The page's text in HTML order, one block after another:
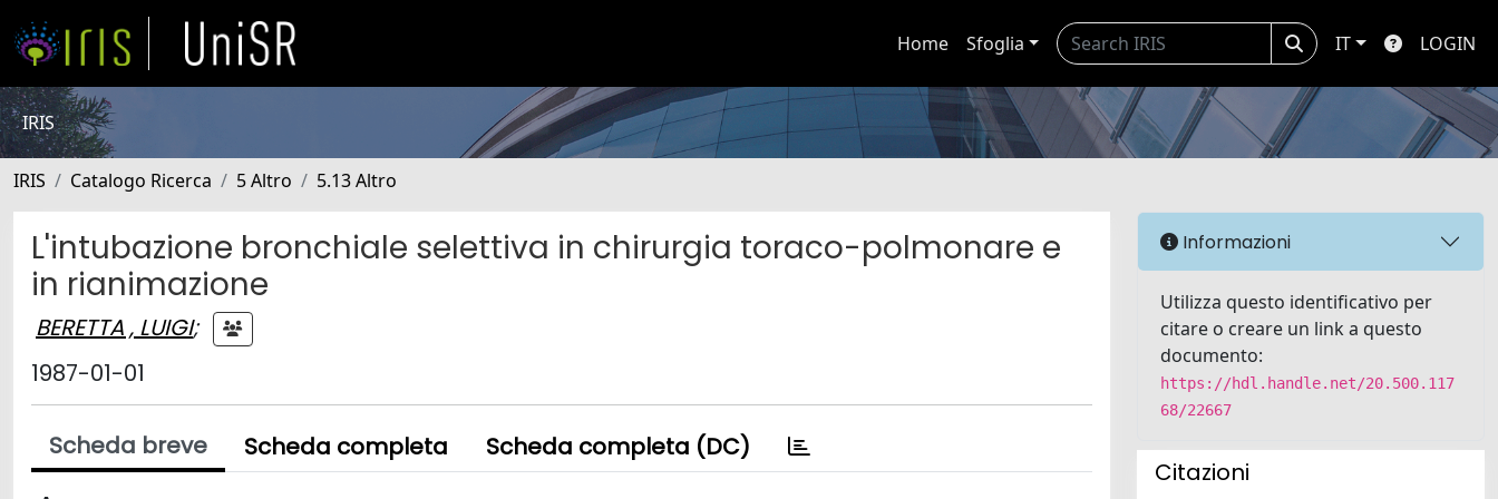
Home Sfoglia IT LOGIN
IRIS
IRIS Catalogo Ricerca 5 Altro 5.13 Altro
L'intubazione bronchiale selettiva in chirurgia toraco-polmonare e
in rianimazione
BERETTA , LUIGI;
1987-01-01
Scheda breve Scheda completa Scheda completa (DC)
Informazioni
Utilizza questo identificativo per
citare o creare un link a questo
documento:
https://hdl.handle.net/20.500.117
68/22667
Citazioni